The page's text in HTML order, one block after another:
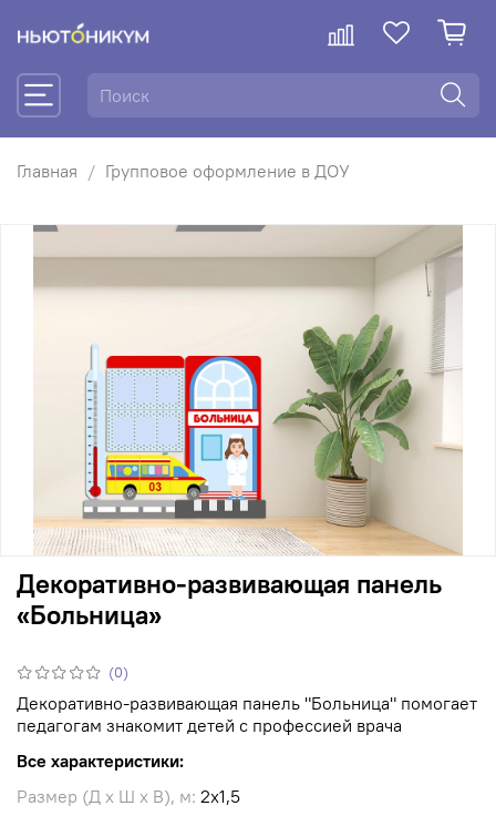
Главная Групповое оформление в ДОУ
(0)
Декоративно-развивающая панель
«Больница»
Декоративно-развивающая панель "Больница" помогает
педагогам знакомит детей с профессией врача
Все характеристики:
Размер (Д х Ш х В), м: 2х1,5